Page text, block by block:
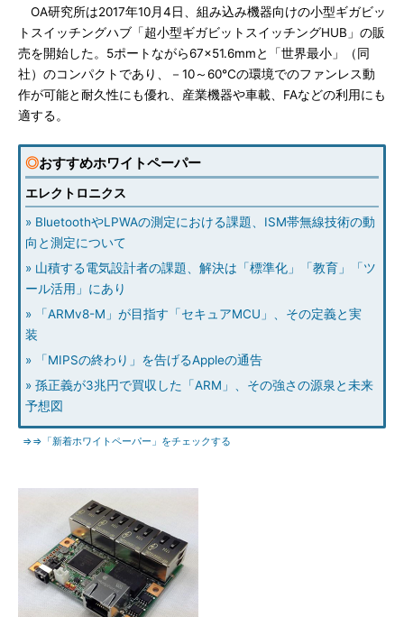
OA研究所は2017年10月4日、組み込み機器向けの小型ギガビッ
トスイッチングハブ「超小型ギガビットスイッチングHUB」の販
売を開始した。5ポートながら67×51.6mmと「世界最小」（同
社）のコンパクトであり、－10～60℃の環境でのファンレス動
作が可能と耐久性にも優れ、産業機器や車載、FAなどの利用にも
適する。
◎おすすめホワイトペーパー
エレクトロニクス
» BluetoothやLPWAの測定における課題、ISM帯無線技術の動
向と測定について
» 山積する電気設計者の課題、解決は「標準化」「教育」「ツ
ール活用」にあり
» 「ARMv8-M」が目指す「セキュアMCU」、その定義と実
装
» 「MIPSの終わり」を告げるAppleの通告
» 孫正義が3兆円で買収した「ARM」、その強さの源泉と未来
予想図
⇒⇒「新着ホワイトペーパー」をチェックする